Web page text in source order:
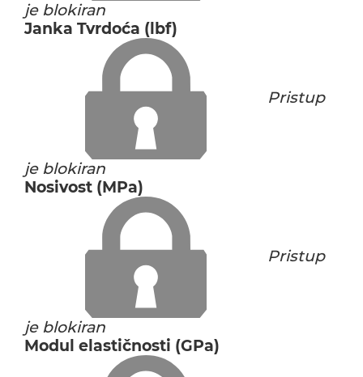
je blokiran
Janka Tvrdoća (lbf)
Pristup
je blokiran
Nosivost (MPa)
Pristup
je blokiran
Modul elastičnosti (GPa)